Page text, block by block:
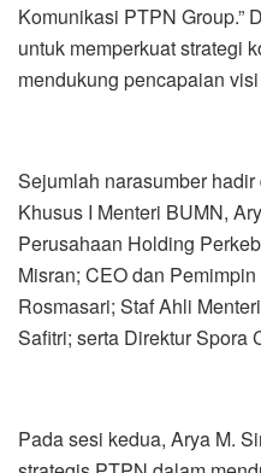
Komunikasi PTPN Group.”
untuk memperkuat strategi
mendukung pencapaian
Sejumlah narasumber
Khusus I Menteri BUMN,
Perusahaan Holding
Misran; CEO dan
Rosmasari; Staf Ahli
Safitri; serta Direktur Spora
Pada sesi kedua, Arya M.